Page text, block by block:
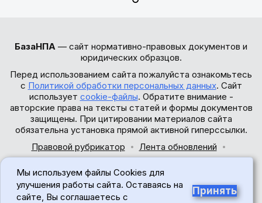
БазаНПА — сайт нормативно-правовых документов и
юридических образцов.
Перед использованием сайта пожалуйста ознакомьтесь
с Политикой обработки персональных данных. Сайт
использует cookie-файлы. Обратите внимание -
авторские права на тексты статей и формы документов
защищены. При цитировании материалов сайта
обязательна установка прямой активной гиперссылки.
Правовой рубрикатор
Лента обновлений
© 2017-2026
Мы используем файлы Cookies для
улучшения работы сайта. Оставаясь на
сайте, Вы соглашаетесь с
Принять